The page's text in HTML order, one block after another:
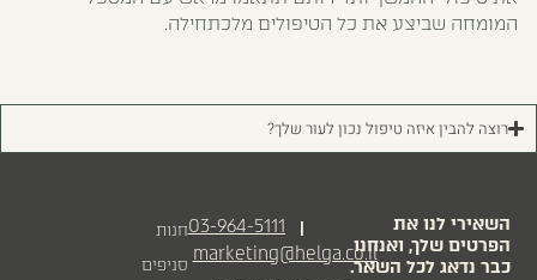
המומחה שביצע את כל הטיפולים מלכתחילה.
רוצה להבין איזה טיפול נכון לעור שלך?
03-964-5111 |
marketing@helga.co.il
חנות
סניפים
השאירי לנו את
הפרטים שלך, ואנחנו
כבר נדאג לכל השאר.